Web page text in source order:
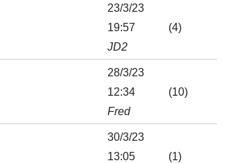
23/3/23
19:57
JD2
(4)
28/3/23
12:34
Fred
(10)
30/3/23
13:05
(1)